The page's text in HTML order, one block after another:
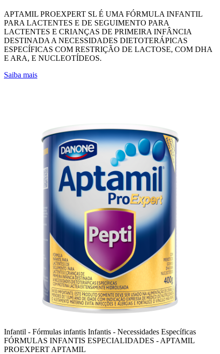
APTAMIL PROEXPERT SL É UMA FÓRMULA INFANTIL
PARA LACTENTES E DE SEGUIMENTO PARA
LACTENTES E CRIANÇAS DE PRIMEIRA INFÂNCIA
DESTINADA A NECESSIDADES DIETOTERÁPICAS
ESPECÍFICAS COM RESTRIÇÃO DE LACTOSE, COM DHA
E ARA, E NUCLEOTÍDEOS.
Saiba mais
Infantil - Fórmulas infantis Infantis - Necessidades Específicas
FÓRMULAS INFANTIS ESPECIALIDADES - APTAMIL
PROEXPERT APTAMIL